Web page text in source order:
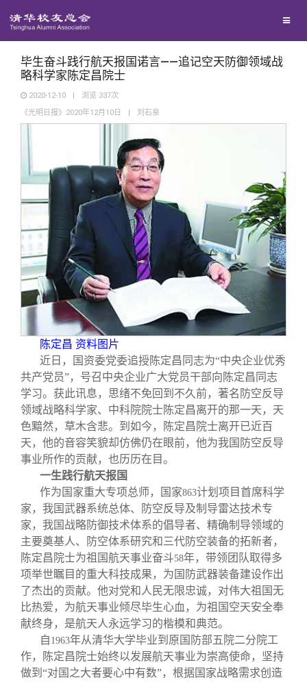
西南联大校友会
义工计划
新媒体平台
青春风采
校友文苑
校友讲坛
校友视界
校友服务
终身学习
信息化服务
三创大赛
实用信息
校友总会
总会简介
会长致辞
总会章程
理事会名单
制度法规
联系我们
关闭
毕生奋斗践行航天报国诺言——追记空天防御领域战
略科学家陈定昌院士
2020-12-10 | 浏览 337次
《光明日报》2020年12月10日
| 刘石泉
陈定昌 资料图片
近日，国资委党委追授陈定昌同志为“中央企业优秀
共产党员”，号召中央企业广大党员干部向陈定昌同志
学习。获此讯息，思绪不免回到不久前，著名防空反导
领域战略科学家、中科院院士陈定昌离开的那一天，天
色黯然，草木含悲。到如今，陈定昌院士离开已近百
天，他的音容笑貌却仿佛仍在眼前，他为我国防空反导
事业所作的贡献，也历历在目。
一生践行航天报国
作为国家重大专项总师，国家863计划项目首席科学
家，我国武器系统总体、防空反导及制导雷达技术专
家，我国战略防御技术体系的倡导者、精确制导领域的
主要奠基人、防空体系研究和三代防空装备的拓新者，
陈定昌院士为祖国航天事业奋斗58年，带领团队取得多
项举世瞩目的重大科技成果，为国防武器装备建设作出
了杰出的贡献。他对党和人民无限忠诚，对伟大祖国无
比热爱，为航天事业倾尽毕生心血，为祖国空天安全奉
献终身，是航天人永远学习的楷模和典范。
自 1963年从清华大学毕业到原国防部五院二分院工
作，陈定昌院士始终以发展航天事业为崇高使命，坚持
做到“对国之大者要心中有数”，根据国家战略需求创造